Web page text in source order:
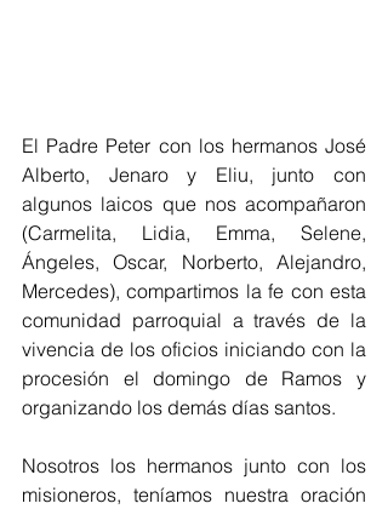
El Padre Peter con los hermanos José
Alberto, Jenaro y Eliu, junto con
algunos laicos que nos acompañaron
(Carmelita, Lidia, Emma, Selene,
Ángeles, Oscar, Norberto, Alejandro,
Mercedes), compartimos la fe con esta
comunidad parroquial a través de la
vivencia de los oficios iniciando con la
procesión el domingo de Ramos y
organizando los demás días santos.
Nosotros los hermanos junto con los
misioneros, teníamos nuestra oración